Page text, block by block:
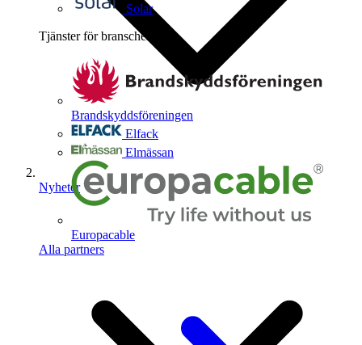
Solar
Tjänster för branschen
Brandskyddsföreningen
Elfack
Elmässan
Europacable
Alla partners
Nyheter